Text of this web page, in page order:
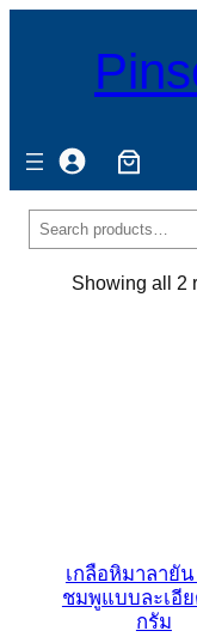
ค้นหา
Showing all 2
เกลือหิมาลายัน
ชมพูแบบละเอี
กรัม